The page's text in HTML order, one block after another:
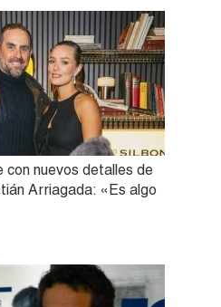
con nuevos detalles de
Arriagada: «Es algo